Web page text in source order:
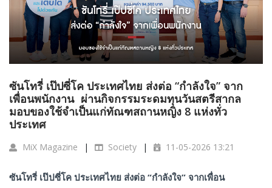
ซันโทรี่ เป๊ปซี่โค ประเทศไทย ส่งต่อ “กำลังใจ” จาก
เพื่อนพนักงาน ผ่านกิจกรรมระดมทุนวันสตรีสากล
มอบของใช้จำเป็นแก่ทัณฑสถานหญิง 8 แห่งทั่ว
ประเทศ
MiX Magazine Society 11-05-2026 13:21
ซันโทรี่ เป๊ปซี่โค ประเทศไทย ส่งต่อ “กำลังใจ” จากเพื่อน